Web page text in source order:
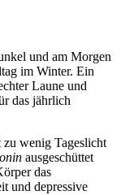
und am Morgen
im Winter. Ein
Laune und
das jährlich
wenig Tageslicht
ausgeschüttet
das
und depressive